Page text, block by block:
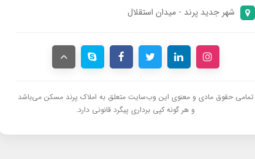
شهر جدید پرند - میدان استقلال
تمامی حقوق مادی و معنوی این وب‌سایت متعلق به املاک پرند مسکن می‌باشد
و هر گونه کپی برداری پیگرد قانونی دارد.